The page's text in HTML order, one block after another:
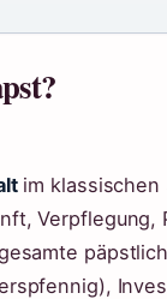
im klassischen
Verpflegung,